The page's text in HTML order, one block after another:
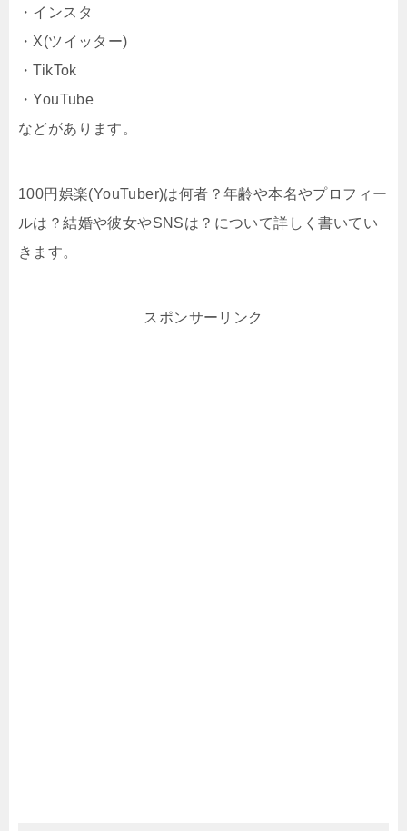
・インスタ
・X(ツイッター)
・TikTok
・YouTube
などがあります。
100円娯楽(YouTuber)は何者？年齢や本名やプロフィー
ルは？結婚や彼女やSNSは？について詳しく書いてい
きます。
スポンサーリンク